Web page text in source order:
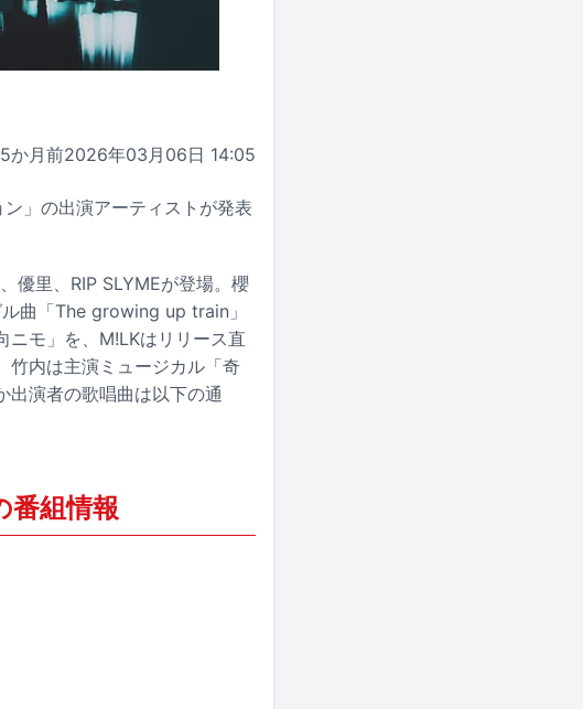
5か月前2026年03月06日 14:05
」の出演アーティストが発表
優里、RIP SLYMEが登場。櫻
曲「The growing up train」
ニモ」を、M!LKはリリース直
竹内は主演ミュージカル「奇
出演者の歌唱曲は以下の通
番組情報